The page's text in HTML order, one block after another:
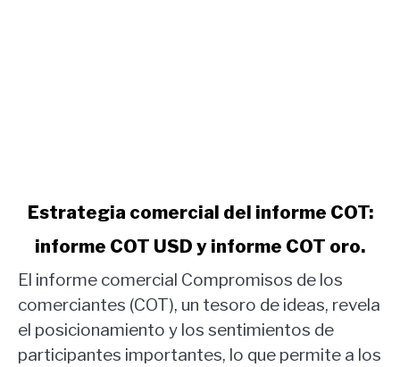
link
Estrategia
comercial
del
informe
COT:
informe
Estrategia comercial del informe COT:
informe COT USD y informe COT oro.
El informe comercial Compromisos de los
comerciantes (COT), un tesoro de ideas, revela
el posicionamiento y los sentimientos de
participantes importantes, lo que permite a los